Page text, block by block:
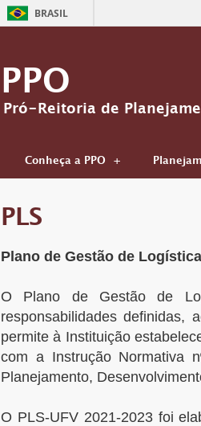
BRASIL
PPO
Pró-Reitoria de
Conheça a PPO
PLS
Plano de Gestão de
O Plano de Gestão de
responsabilidades definidas,
permite à Instituição
com a Instrução Normativa
Planejamento,
O PLS-UFV 2021-2023 foi